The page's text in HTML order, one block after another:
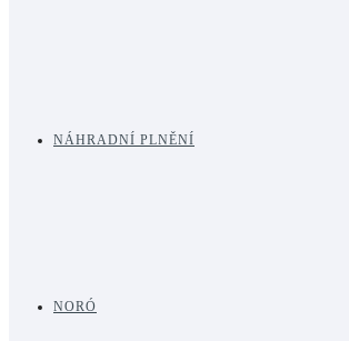
NÁHRADNÍ PLNĚNÍ
NORÓ